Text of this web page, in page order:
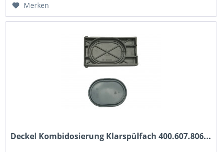
Merken
Deckel Kombidosierung Klarspülfach 400.607.806...